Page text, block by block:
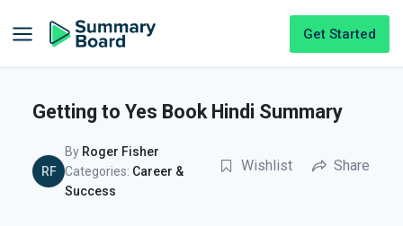
Get Started
Getting to Yes Book Hindi Summary
RF
By Roger Fisher
Categories: Career &
Success
Wishlist Share